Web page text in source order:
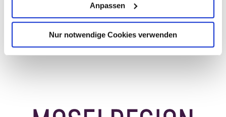
Anpassen
Nur notwendige Cookies verwenden